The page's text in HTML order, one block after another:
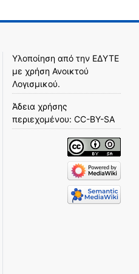
Υλοποίηση από την ΕΔΥΤΕ
με χρήση Ανοικτού
Λογισμικού.
Άδεια χρήσης
περιεχομένου: CC-BY-SA